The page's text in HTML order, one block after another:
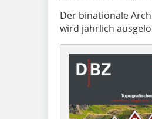
Der binationale
wird jährlich